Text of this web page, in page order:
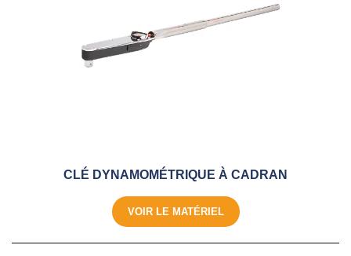
CLÉ DYNAMOMÉTRIQUE À CADRAN
VOIR LE MATÉRIEL